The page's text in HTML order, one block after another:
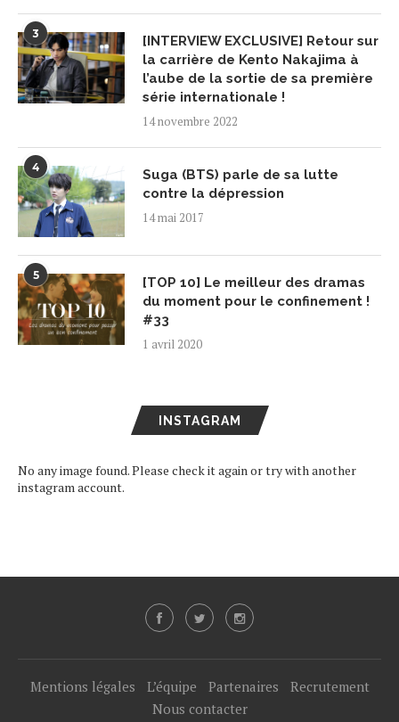
3
[INTERVIEW EXCLUSIVE] Retour sur
la carrière de Kento Nakajima à
l’aube de la sortie de sa première
série internationale !
14 novembre 2022
4
Suga (BTS) parle de sa lutte
contre la dépression
14 mai 2017
5
[TOP 10] Le meilleur des dramas
du moment pour le confinement !
#33
1 avril 2020
INSTAGRAM
No any image found. Please check it again or try with another
instagram account.
Mentions légales L’équipe Partenaires
Recrutement
Nous contacter